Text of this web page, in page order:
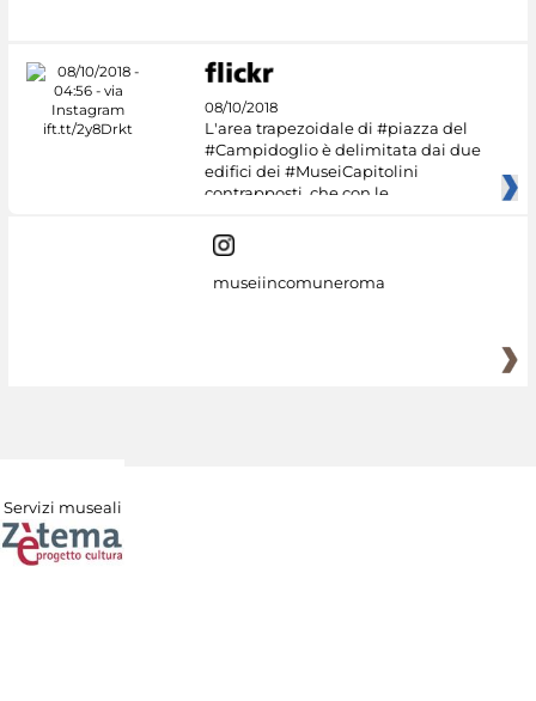
08/10/2018
L'area trapezoidale di #piazza del
#Campidoglio è delimitata dai due
edifici dei #MuseiCapitolini
contrapposti, che con le
museiincomuneroma
Servizi museali